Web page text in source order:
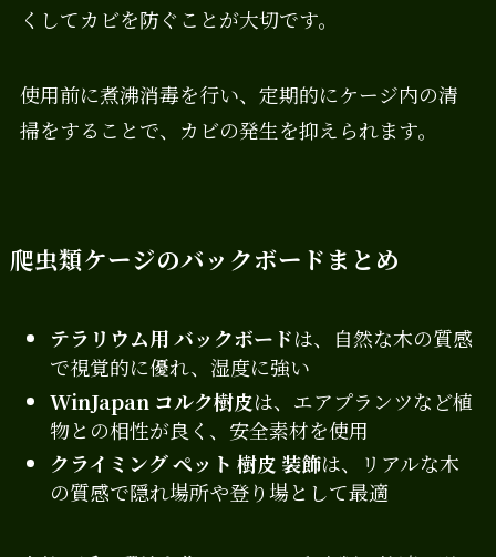
くしてカビを防ぐことが大切です。
使用前に煮沸消毒を行い、定期的にケージ内の清
掃をすることで、カビの発生を抑えられます。
爬虫類ケージのバックボードまとめ
テラリウム用 バックボードは、自然な木の質感
で視覚的に優れ、湿度に強い
WinJapan コルク樹皮は、エアプランツなど植
物との相性が良く、安全素材を使用
クライミング ペット 樹皮 装飾は、リアルな木
の質感で隠れ場所や登り場として最適